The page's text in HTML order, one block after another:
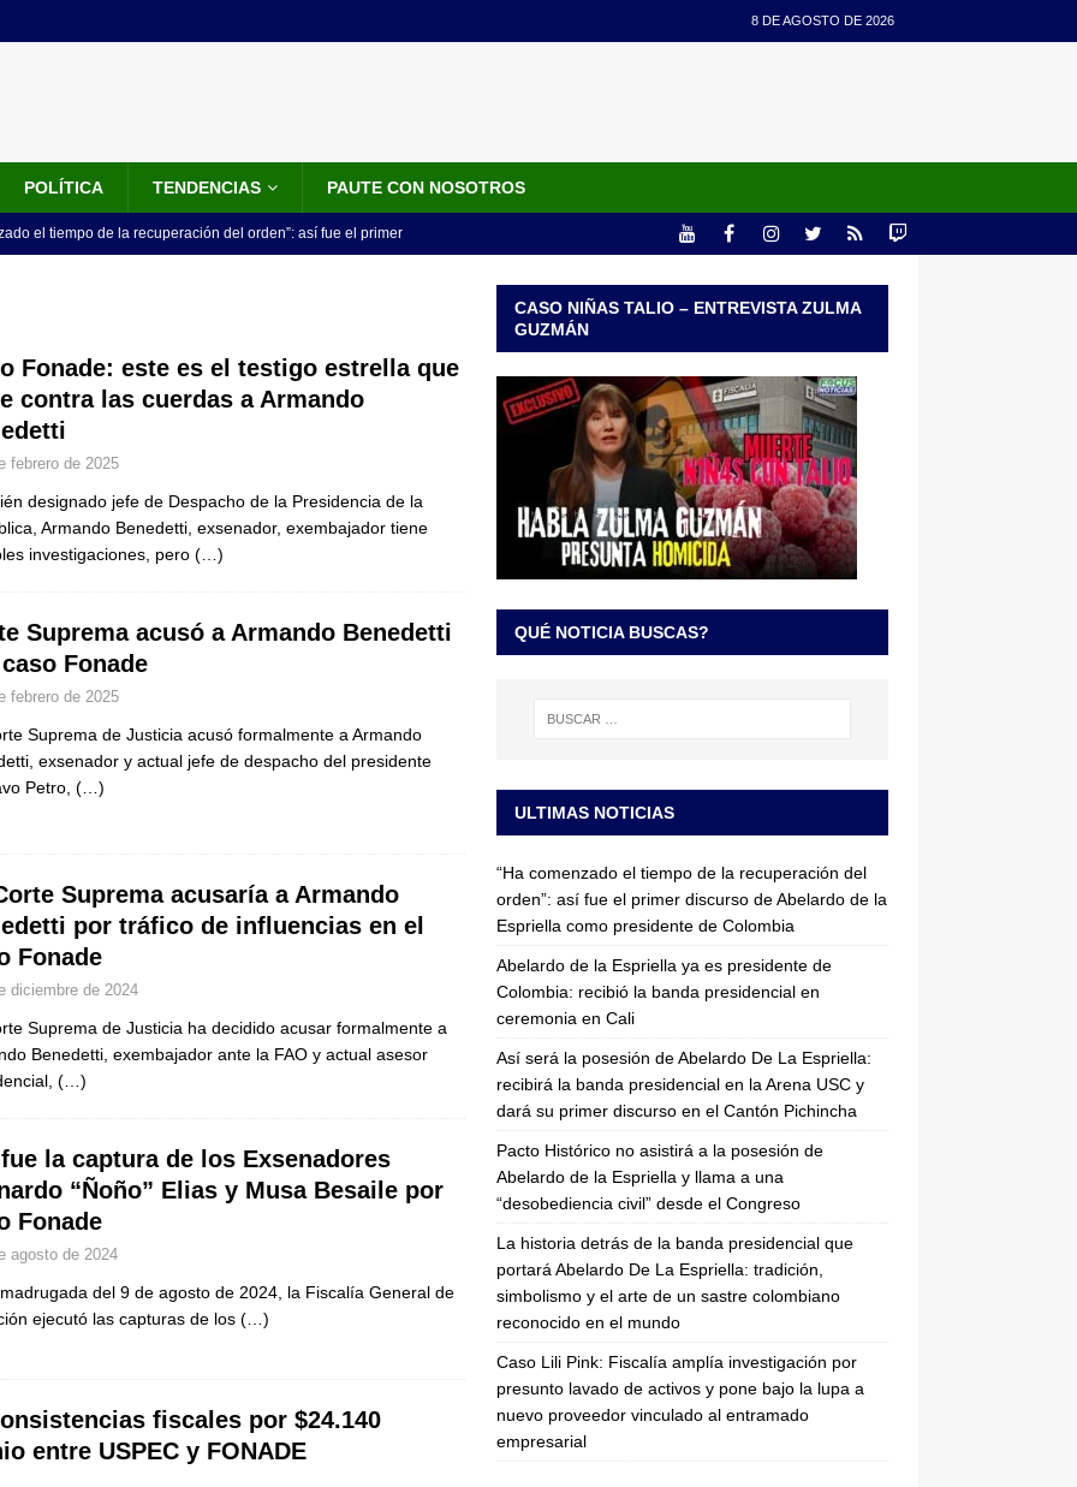
8 DE AGOSTO DE 2026
POLÍTICA TENDENCIAS PAUTE CON NOSOTROS
el tiempo de la recuperación del orden”: así fue el primer
LO ÚLTIMO
posesión de Abelardo De La Espriella: recibirá la banda presidencial
en el Cantón Pichincha
LO ÚLTIMO
de la banda presidencial que portará Abelardo De La
Fonade: este es el testigo estrella que
contra las cuerdas a Armando
febrero de 2025
designado jefe de Despacho de la Presidencia de la
Armando Benedetti, exsenador, exembajador tiene
investigaciones, pero (…)
Suprema acusó a Armando Benedetti
Fonade
febrero de 2025
Suprema de Justicia acusó formalmente a Armando
exsenador y actual jefe de despacho del presidente
Petro, (…)
Suprema acusaría a Armando
por tráfico de influencias en el
Fonade
diciembre de 2024
Suprema de Justicia ha decidido acusar formalmente a
Benedetti, exembajador ante la FAO y actual asesor
(…)
la captura de los Exsenadores
“Ñoño” Elias y Musa Besaile por
Fonade
agosto de 2024
del 9 de agosto de 2024, la Fiscalía General de
ejecutó las capturas de los (…)
fiscales por $24.140
entre USPEC y FONADE
CASO NIÑAS TALIO – ENTREVISTA ZULMA
GUZMÁN
QUÉ NOTICIA BUSCAS?
ULTIMAS NOTICIAS
“Ha comenzado el tiempo de la recuperación del
orden”: así fue el primer discurso de Abelardo de la
Espriella como presidente de Colombia
Abelardo de la Espriella ya es presidente de
Colombia: recibió la banda presidencial en
ceremonia en Cali
Así será la posesión de Abelardo De La Espriella:
recibirá la banda presidencial en la Arena USC y
dará su primer discurso en el Cantón Pichincha
Pacto Histórico no asistirá a la posesión de
Abelardo de la Espriella y llama a una
“desobediencia civil” desde el Congreso
La historia detrás de la banda presidencial que
portará Abelardo De La Espriella: tradición,
simbolismo y el arte de un sastre colombiano
reconocido en el mundo
Caso Lili Pink: Fiscalía amplía investigación por
presunto lavado de activos y pone bajo la lupa a
nuevo proveedor vinculado al entramado
empresarial